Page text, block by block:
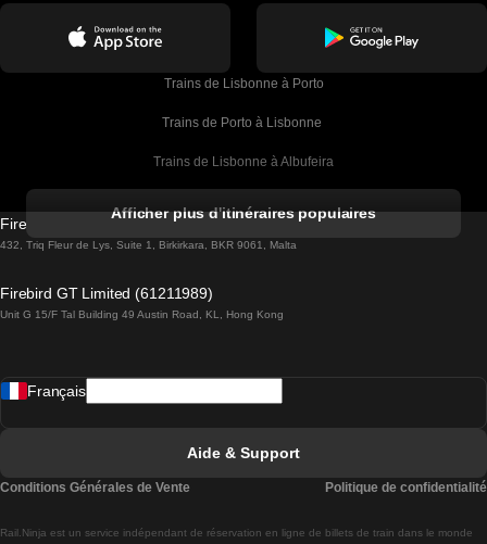
Trains de Lisbonne à Porto
Trains de Porto à Lisbonne
Trains de Lisbonne à Albufeira
Trains de Lisbonne à Lagos
Trains de Lisbonne à Madrid
Afficher plus d'itinéraires populaires
Firebird GT Limited (OC 1451)
432, Triq Fleur de Lys, Suite 1, Birkirkara, BKR 9061, Malta
Firebird GT Limited (61211989)
Unit G 15/F Tal Building 49 Austin Road, KL, Hong Kong
Rail.Ninja est un service indépendant de réservation en ligne de billets de train dans le monde
Français
Aide & Support
Conditions Générales de Vente Politique de confidentialité